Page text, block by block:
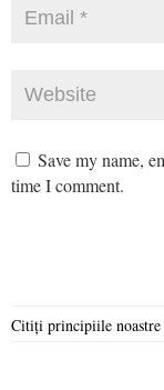
Save my name,
time I comment.
Citiți principiile noastre